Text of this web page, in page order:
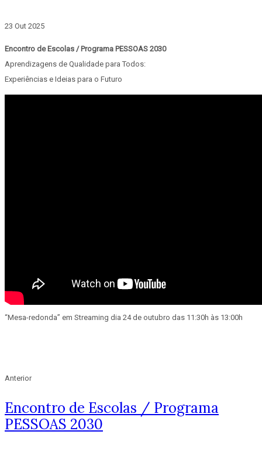
23 Out 2025
Encontro de Escolas / Programa PESSOAS 2030
Aprendizagens de Qualidade para Todos:
Experiências e Ideias para o Futuro
“Mesa-redonda” em Streaming dia 24 de outubro das 11:30h às 13:00h
Anterior
Encontro de Escolas / Programa
PESSOAS 2030